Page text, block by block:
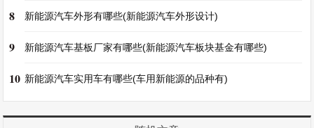
8 新能源汽车外形有哪些(新能源汽车外形设计)
9 新能源汽车基板厂家有哪些(新能源汽车板块基金有哪些)
10 新能源汽车实用车有哪些(车用新能源的品种有)